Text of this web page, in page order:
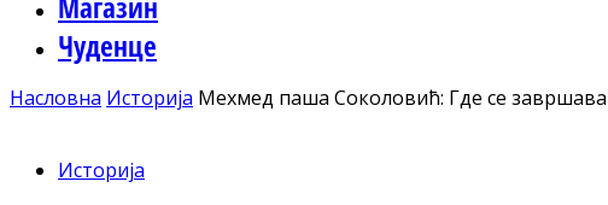
Чуденце
Насловна Историја Мехмед паша Соколовић: Где се
Историја